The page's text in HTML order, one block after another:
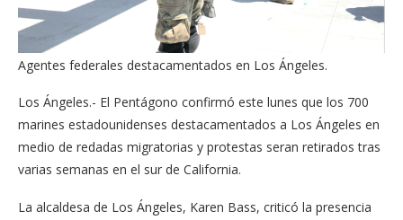
Agentes federales destacamentados en Los Ángeles.
Los Ángeles.- El Pentágono confirmó este lunes que los 700
marines estadounidenses destacamentados a Los Ángeles en
medio de redadas migratorias y protestas seran retirados tras
varias semanas en el sur de California.
La alcaldesa de Los Ángeles, Karen Bass, criticó la presencia